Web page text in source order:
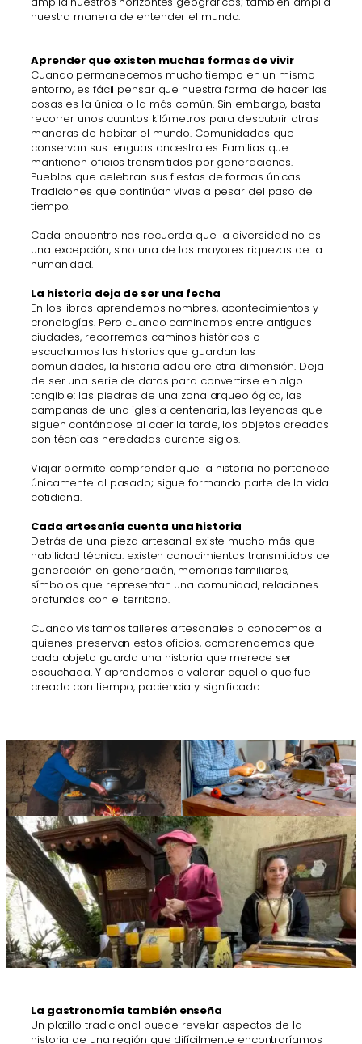
nuestra manera de entender el mundo.
Aprender que existen muchas formas de vivir
Cuando permanecemos mucho tiempo en un mismo
entorno, es fácil pensar que nuestra forma de hacer las
cosas es la única o la más común. Sin embargo, basta
recorrer unos cuantos kilómetros para descubrir otras
maneras de habitar el mundo. Comunidades que
conservan sus lenguas ancestrales. Familias que
mantienen oficios transmitidos por generaciones.
Pueblos que celebran sus fiestas de formas únicas.
Tradiciones que continúan vivas a pesar del paso del
tiempo.
Cada encuentro nos recuerda que la diversidad no es
una excepción, sino una de las mayores riquezas de la
humanidad.
La historia deja de ser una fecha
En los libros aprendemos nombres, acontecimientos y
cronologías. Pero cuando caminamos entre antiguas
ciudades, recorremos caminos históricos o
escuchamos las historias que guardan las
comunidades, la historia adquiere otra dimensión. Deja
de ser una serie de datos para convertirse en algo
tangible: las piedras de una zona arqueológica, las
campanas de una iglesia centenaria, las leyendas que
siguen contándose al caer la tarde, los objetos creados
con técnicas heredadas durante siglos.
Viajar permite comprender que la historia no pertenece
únicamente al pasado; sigue formando parte de la vida
cotidiana.
Cada artesanía cuenta una historia
Detrás de una pieza artesanal existe mucho más que
habilidad técnica: existen conocimientos transmitidos de
generación en generación, memorias familiares,
símbolos que representan una comunidad, relaciones
profundas con el territorio.
Cuando visitamos talleres artesanales o conocemos a
quienes preservan estos oficios, comprendemos que
cada objeto guarda una historia que merece ser
escuchada. Y aprendemos a valorar aquello que fue
creado con tiempo, paciencia y significado.
La gastronomía también enseña
Un platillo tradicional puede revelar aspectos de la
historia de una región que difícilmente encontraríamos